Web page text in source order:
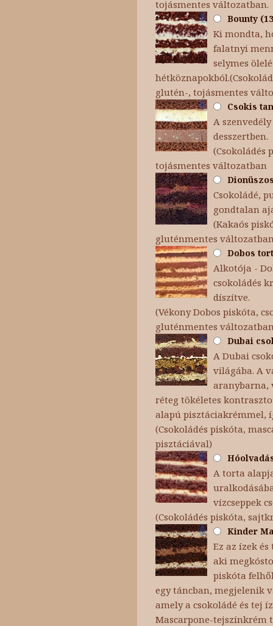
tojásmentes változatban.
Bounty
Ki mondta,
falatnyi
selymes
glutén-, tojásmentes
Csokis
A
desszertben.
(Csokoládés
tojásmentes változatban
Csokoládé,
gondtalan
(Kakaós
gluténmentes
Dobos
Alkotója -
csokoládés
díszítve.
(Vékony Dobos piskóta,
gluténmentes
Dubai
A Dubai
világába. A
aranybarna,
réteg tökéletes
alapú pisztáciakrémmel,
(Csokoládés piskóta,
pisztáciával)
A torta
vízcseppek
(Csokoládés piskóta,
Kinder
Ez az ízek
aki
piskóta
egy táncban, megjelenik
amely a csokoládé és tej
Mascarpone-tejszínkrém